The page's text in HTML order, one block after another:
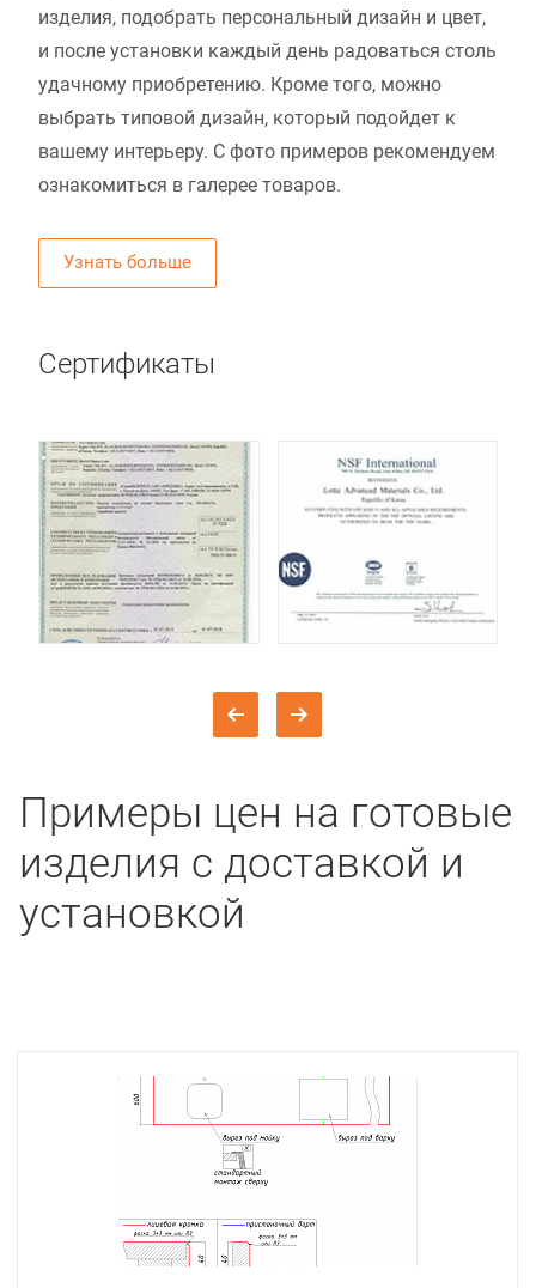
изделия, подобрать персональный дизайн и цвет,
и после установки каждый день радоваться столь
удачному приобретению. Кроме того, можно
выбрать типовой дизайн, который подойдет к
вашему интерьеру. С фото примеров рекомендуем
ознакомиться в галерее товаров.
Узнать больше
Сертификаты
Примеры цен на готовые
изделия с доставкой и
установкой